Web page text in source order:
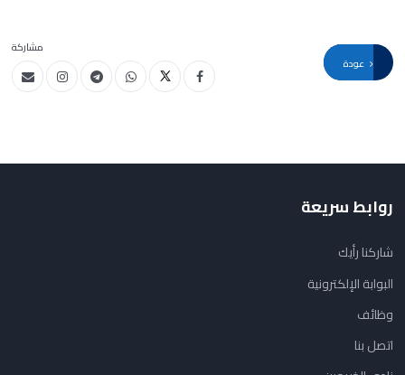
مشاركة
روابط سريعة
شاركنا رأيك
البوابة الإلكترونية
وظائف
اتصل بنا